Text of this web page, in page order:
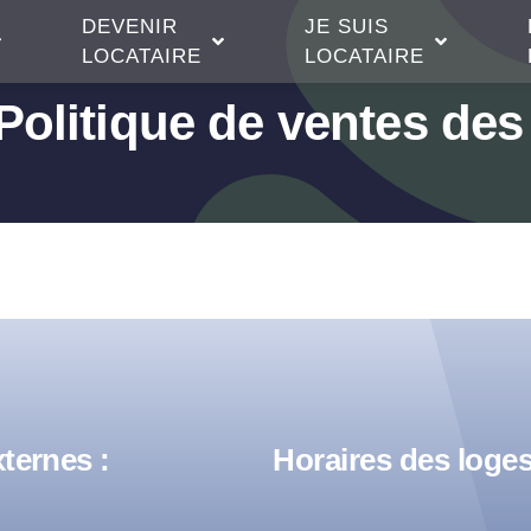
DEVENIR
LOCATAIRE
JE SUIS
LOCATAIRE
Politique de ventes
: Horaires des